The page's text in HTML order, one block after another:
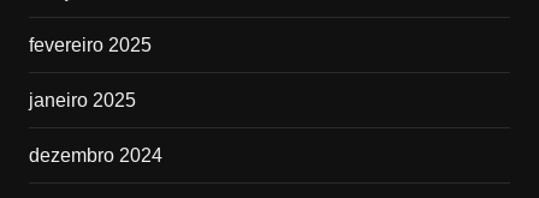
fevereiro 2025
janeiro 2025
dezembro 2024